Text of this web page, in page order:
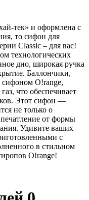
тек» и оформлена с
то сифон для
Classic – для вас!
технологических
дно, широкая ручка
Баллончики,
сифоном O!range,
что обеспечивает
Этот сифон —
не только о
от формы
Удивите ваших
с
в стильном
O!range!